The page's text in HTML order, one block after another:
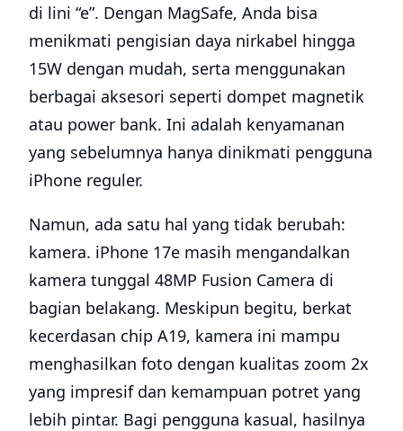
di lini “e”. Dengan MagSafe, Anda bisa
menikmati pengisian daya nirkabel hingga
15W dengan mudah, serta menggunakan
berbagai aksesori seperti dompet magnetik
atau power bank. Ini adalah kenyamanan
yang sebelumnya hanya dinikmati pengguna
iPhone reguler.
Namun, ada satu hal yang tidak berubah:
kamera. iPhone 17e masih mengandalkan
kamera tunggal 48MP Fusion Camera di
bagian belakang. Meskipun begitu, berkat
kecerdasan chip A19, kamera ini mampu
menghasilkan foto dengan kualitas zoom 2x
yang impresif dan kemampuan potret yang
lebih pintar. Bagi pengguna kasual, hasilnya